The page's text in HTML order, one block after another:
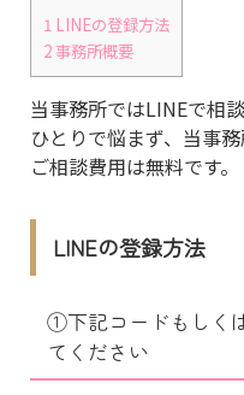
1 LINEの登録方法
2 事務所概要
当事務所ではLINEで相
ひとりで悩まず、当事
ご相談費用は無料です。
LINEの登録方法
①下記コードもしく
てください